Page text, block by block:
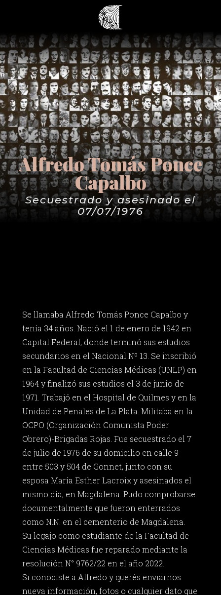
Alfredo Tomás Ponce
Capalbo
Secuestrado y asesinado el
07/07/1976
Se llamaba Alfredo Tomás Ponce Capalbo y
tenía 34 años. Nació el 1 de enero de 1942 en
Capital Federal, donde terminó sus estudios
secundarios en el Nacional Nº 13. Se inscribió
en la Facultad de Ciencias Médicas (UNLP) en
1964 y finalizó sus estudios el 3 de junio de
1971. Trabajó en el Hospital de Quilmes y en la
Unidad de Penales de La Plata. Militaba en la
OCPO (Organización Comunista Poder
Obrero)-Brigadas Rojas. Fue secuestrado el 7
de julio de 1976 de su domicilio en calle 9
entre 503 y 504 de Gonnet, junto con su
esposa María Esther Lacroix y asesinados el
mismo día, en Magdalena. Pudo comprobarse
documentalmente que fueron enterrados
como N.N. en el cementerio de Magdalena.
Su legajo como estudiante de la Facultad de
Ciencias Médicas fue reparado mediante la
resolución N° 9762/22 en el año 2022.
Si conociste a Alfredo y querés enviarnos
nueva información, fotos o cualquier dato que